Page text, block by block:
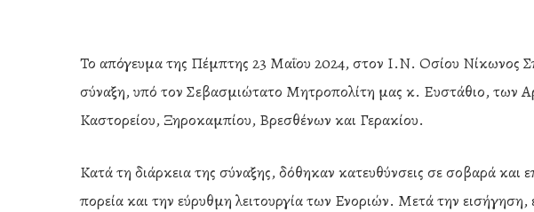
Το απόγευμα της Πέμπτης 23 Μαΐου 2024, στον Ι.Ν. Οσίου Νίκωνος
σύναξη, υπό τον Σεβασμιώτατο Μητροπολίτη μας κ. Ευστάθιο, των
Καστορείου, Ξηροκαμπίου, Βρεσθένων και Γερακίου.
Κατά τη διάρκεια της σύναξης, δόθηκαν κατευθύνσεις σε σοβαρά και
πορεία και την εύρυθμη λειτουργία των Ενοριών. Μετά την εισήγηση,